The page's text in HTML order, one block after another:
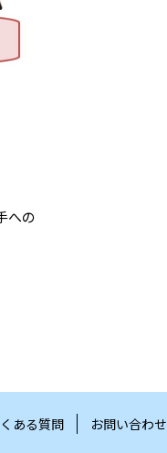
への
ある質問 お問い合わせ